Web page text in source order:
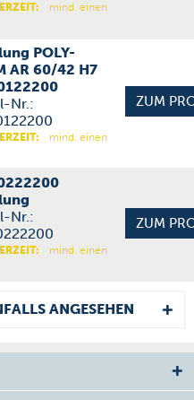
mind. einen
POLY-
AR 60/42 H7
Nr.:
mind. einen
Nr.:
mind. einen
ANGESEHEN